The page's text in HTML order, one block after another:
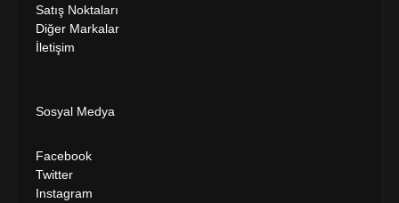
Satış Noktaları
Diğer Markalar
İletişim
Sosyal Medya
Facebook
Twitter
Instagram